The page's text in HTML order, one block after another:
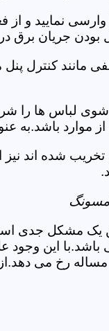
نمایید و
بودن جریان برق
مانند کنترل
لباس ها را
باشد.به
شده اند
یک مشکل جدی
باشد.با این
مساله رخ می